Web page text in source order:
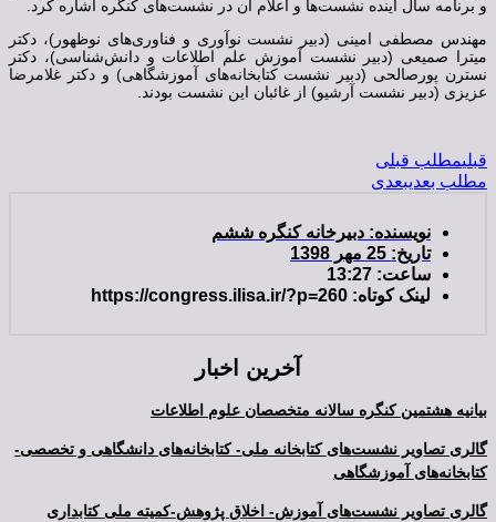
و برنامه سال آینده نشست‌ها و اعلام آن در نشست‌های کنگره اشاره کرد.
مهندس مصطفی امینی (دبیر نشست نوآوری و فناوری‌های نوظهور)، دکتر
میترا صمیعی (دبیر نشست آموزش علم اطلاعات و دانش‌شناسی)، دکتر
نسترن پورصالحی (دبیر نشست کتابخانه‌های آموزشگاهی) و دکتر غلامرضا
عزیزی (دبیر نشست آرشیو) از غائبان این نشست بودند.
قبلیمطلب قبلی
مطلب بعدیبعدی
نویسنده: دبیرخانه کنگره ششم
تاریخ: 25 مهر 1398
ساعت: 13:27
لینک کوتاه: https://congress.ilisa.ir/?p=260
آخرین اخبار
بیانیه هشتمین کنگره سالانه متخصصان علوم اطلاعات
گالری تصاویر نشست‌های کتابخانه ملی- کتابخانه‌های دانشگاهی و تخصصی-
کتابخانه‌های آموزشگاهی
گالری تصاویر نشست‌های آموزش- اخلاق پژوهش-کمیته ملی کتابداری